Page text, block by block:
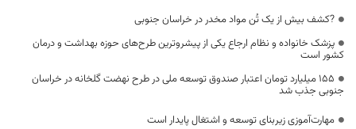
?کشف بیش از یک تُن مواد مخدر در خراسان جنوبی
پزشک خانواده و نظام ارجاع یکی از پیشروترین طرح‌های حوزه بهداشت و درمان
کشور است
155 میلیارد تومان اعتبار صندوق توسعه ملی در طرح نهضت گلخانه در خراسان
جنوبی جذب شد
مهارت‌آموزی زیربنای توسعه و اشتغال پایدار است